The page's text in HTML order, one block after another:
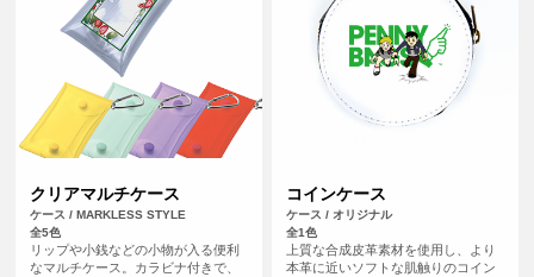
クリアマルチケース
ケース / MARKLESS STYLE
全5色
リップや小銭などの小物が入る便利
なマルチケース。カラビナ付きで、
コインケース
ケース / オリジナル
全1色
上質な合成皮革素材を使用し、より
本革に近いソフトな肌触りのコイン